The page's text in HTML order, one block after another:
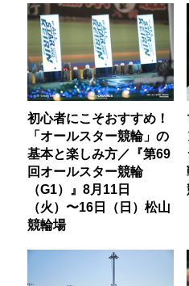
初心者にこそおすすめ！
「オールスター競輪」の
基本と楽しみ方／『第69
回オールスター競輪
（G1）』8月11日
（火）〜16日（日）松山
競輪場